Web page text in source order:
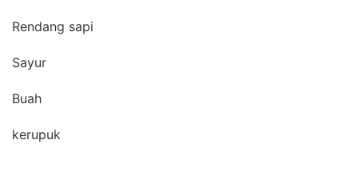
Rendang sapi
Sayur
Buah
kerupuk